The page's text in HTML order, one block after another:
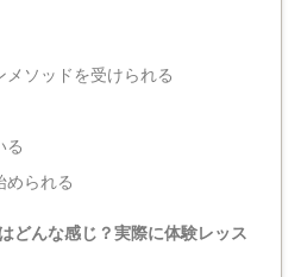
ソッドを受けられる
る
められる
どんな感じ？実際に体験レッス